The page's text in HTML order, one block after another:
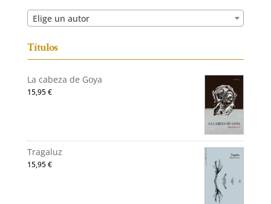
Elige un autor
Títulos
La cabeza de Goya
15,95€
Tragaluz
15,95€